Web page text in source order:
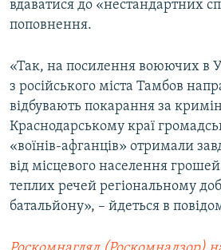
вдаватися до «нестандартних
поповнення.
«Так, на посилення воюючих в
з російського міста Тамбов
відбувають покарання за
Краснодарському краї
«воїнів-афганців» отримали
від місцевого населення грошей
теплих речей регіональному
батальйону», – йдеться в